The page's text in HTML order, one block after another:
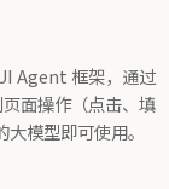
Agent 框架，通过
面操作（点击、填
模型即可使用。